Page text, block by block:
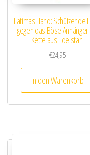
Fatimas Hand: Schützende
gegen das Böse
Kette aus Edelstahl
€24,95
In den Warenkorb